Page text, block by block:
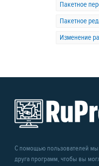
Пакетное
Пакетное
Изменение
С помощью пользователей мы
друга программ, чтобы вы